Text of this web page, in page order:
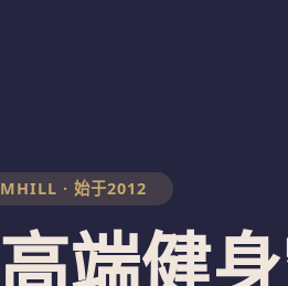
· 始于2012
端健